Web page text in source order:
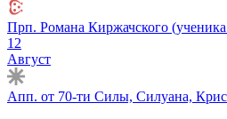
Прп. Романа Киржачского
12
Август
Апп. от 70-ти Силы, Силуана,